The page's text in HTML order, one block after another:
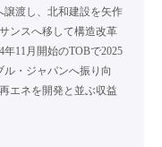
譲渡し、北和建設を矢作
ンスへ移して構造改革
11月開始のTOBで2025
・ジャパンへ振り向
エネを開発と並ぶ収益